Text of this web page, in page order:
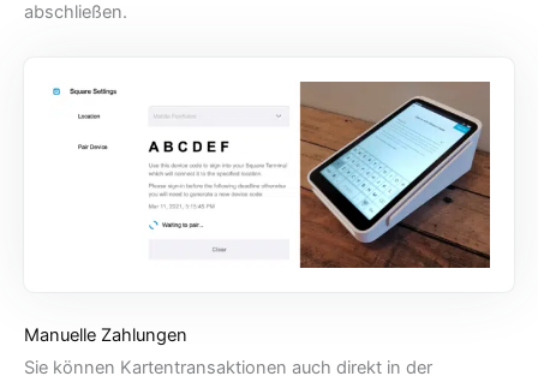
abschließen.
Manuelle Zahlungen
Sie können Kartentransaktionen auch direkt in der